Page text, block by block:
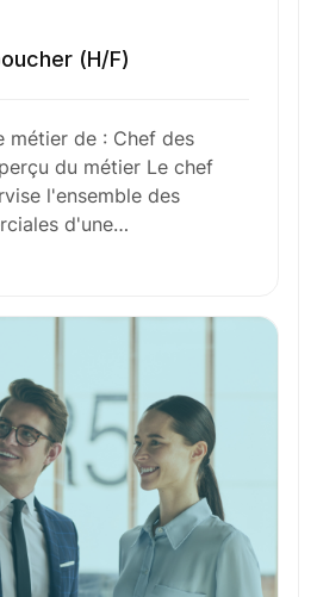
(H/F)
métier de : Chef des
du métier Le chef
l'ensemble des
d'une…